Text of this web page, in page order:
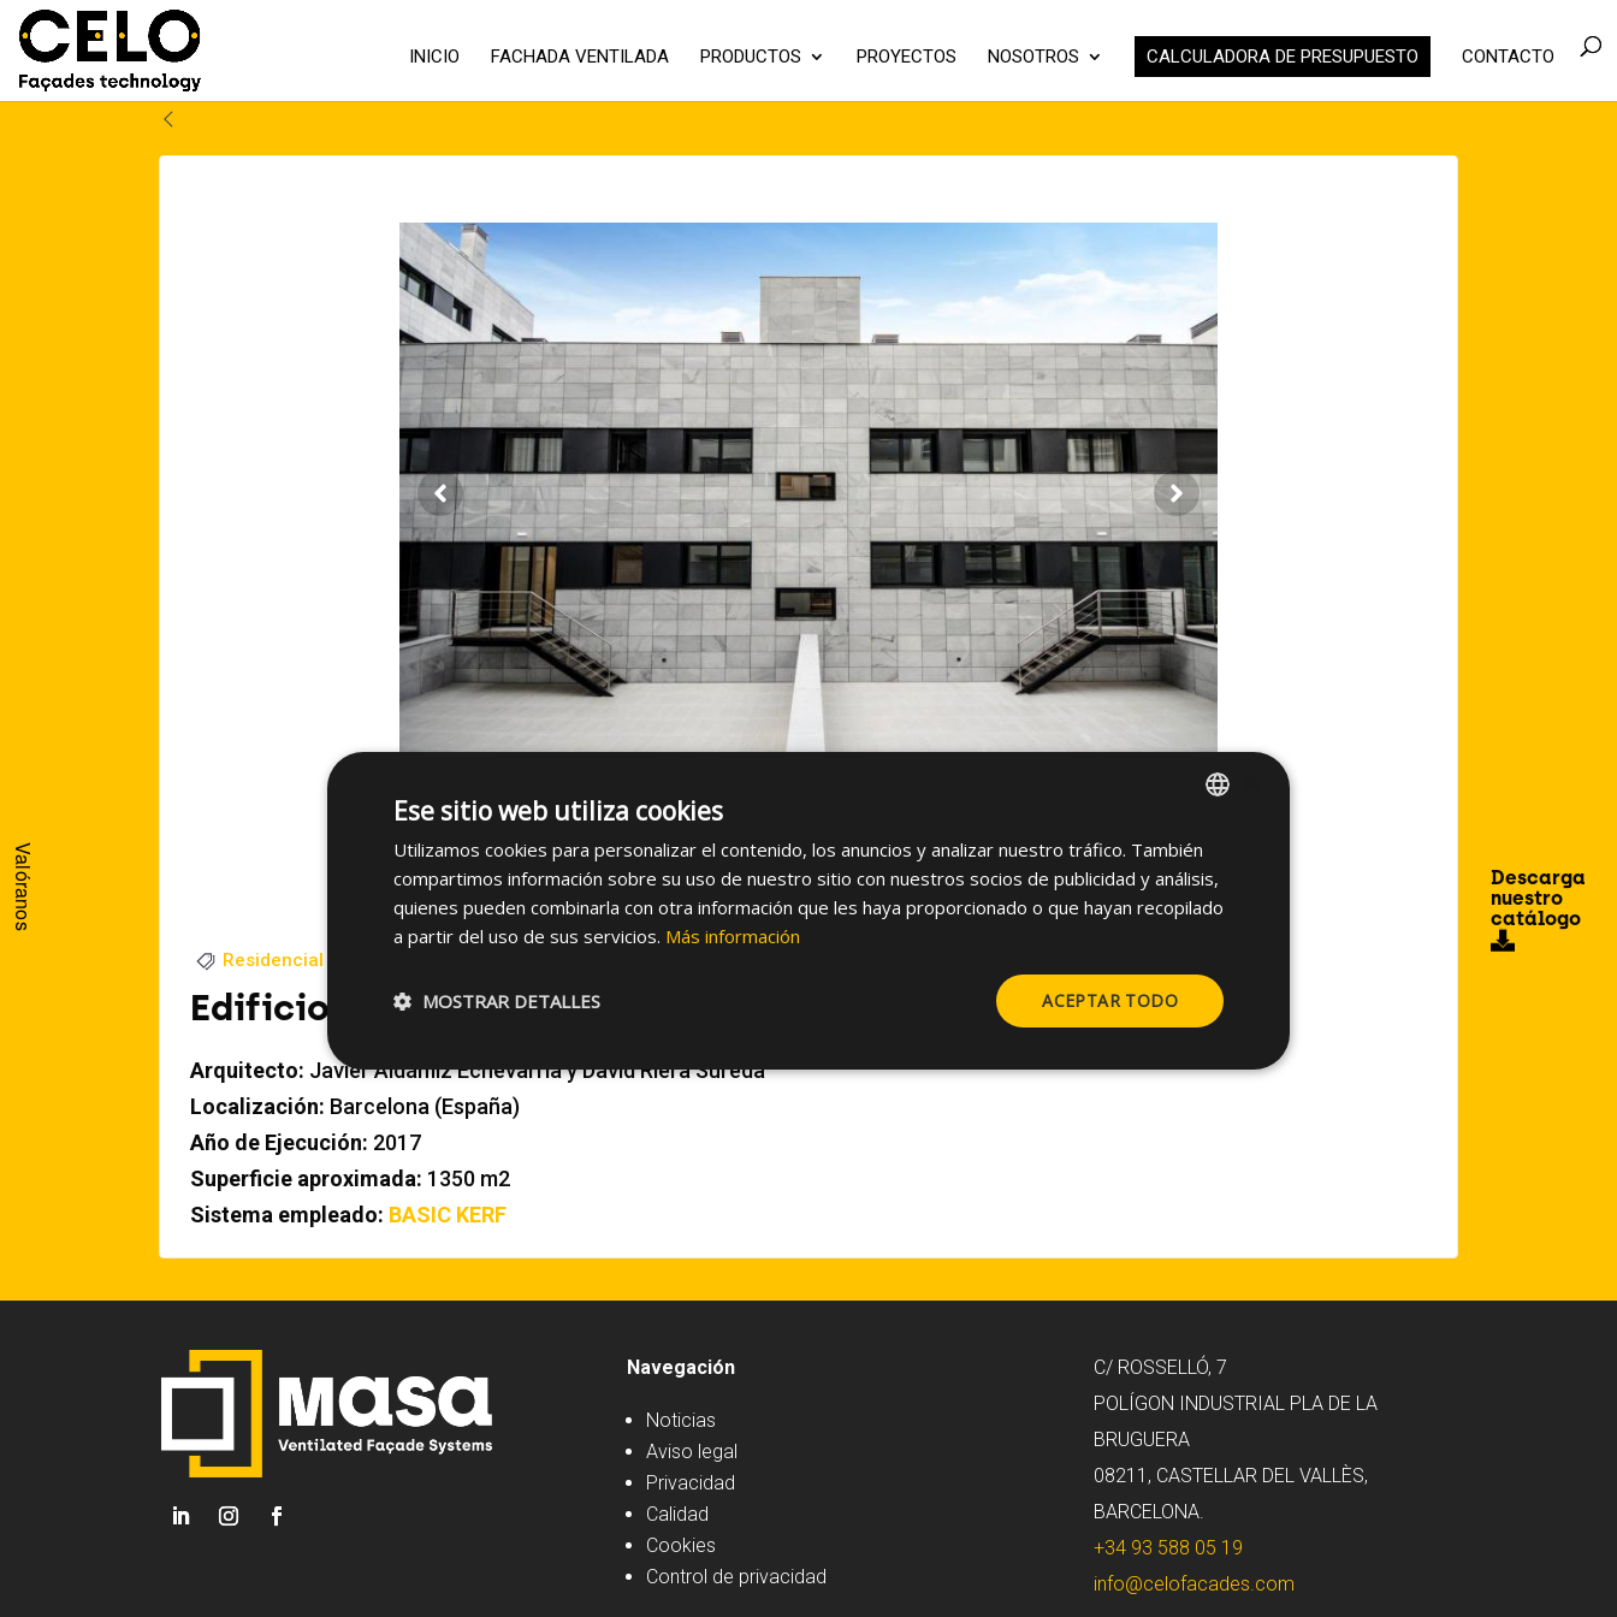
INICIO FACHADA VENTILADA PRODUCTOS PROYECTOS NOSOTROS CALCULADORA DE PRESUPUESTO CONTACTO
Residencial
Edificio plurifamiliar Travessera
Arquitecto: Javier Aldámiz Echevarría y David Riera Sureda
Localización: Barcelona (España)
Año de Ejecución: 2017
Superficie aproximada: 1350 m2
Sistema empleado: BASIC KERF
Navegación
Noticias
Aviso legal
Privacidad
Calidad
Cookies
Control de privacidad
C/ ROSSELLÓ, 7
POLÍGON INDUSTRIAL PLA DE LA
BRUGUERA
08211, CASTELLAR DEL VALLÈS,
BARCELONA.
+34 93 588 05 19
info@celofacades.com
Descarga
nuestro
catálogo
Valóranos SPANISH
ENGLISH
Ese sitio web utiliza cookies
Utilizamos cookies para personalizar el contenido, los anuncios y analizar nuestro tráfico. También
compartimos información sobre su uso de nuestro sitio con nuestros socios de publicidad y análisis,
quienes pueden combinarla con otra información que les haya proporcionado o que hayan recopilado
a partir del uso de sus servicios. Más información
ACEPTAR TODO
MOSTRAR DETALLES